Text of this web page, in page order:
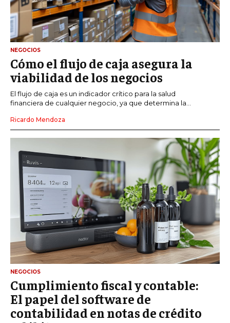
NEGOCIOS
Cómo el flujo de caja asegura la
viabilidad de los negocios
El flujo de caja es un indicador crítico para la salud
financiera de cualquier negocio, ya que determina la...
Ricardo Mendoza
NEGOCIOS
Cumplimiento fiscal y contable:
El papel del software de
contabilidad en notas de crédito